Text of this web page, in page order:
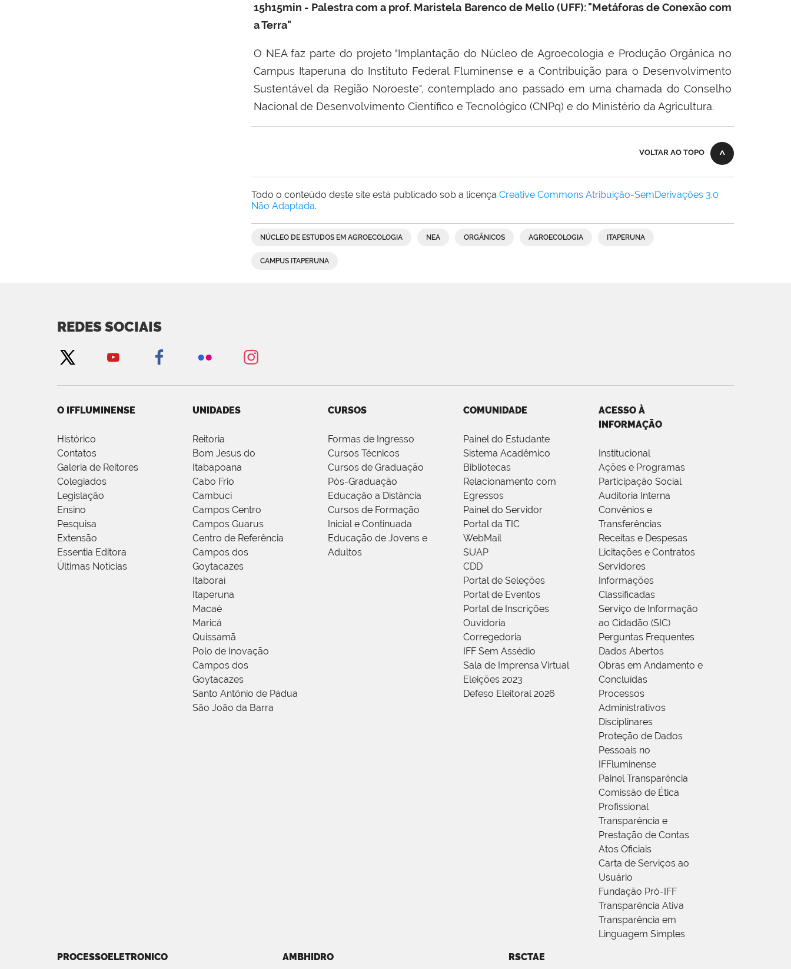
15h15min - Palestra com a prof. Maristela Barenco de Mello (UFF): "Metáforas de Conexão com
a Terra"
O NEA faz parte do projeto "Implantação do Núcleo de Agroecologia e Produção Orgânica no
Campus Itaperuna do Instituto Federal Fluminense e a Contribuição para o Desenvolvimento
Sustentável da Região Noroeste", contemplado ano passado em uma chamada do Conselho
Nacional de Desenvolvimento Científico e Tecnológico (CNPq) e do Ministério da Agricultura.
VOLTAR AO TOPO
Todo o conteúdo deste site está publicado sob a licença Creative Commons Atribuição-SemDerivações 3.0
Não Adaptada.
NÚCLEO DE ESTUDOS EM AGROECOLOGIA NEA ORGÂNICOS AGROECOLOGIA ITAPERUNA
CAMPUS ITAPERUNA
REDES SOCIAIS
O IFFLUMINENSE
Histórico
Contatos
Galeria de Reitores
Colegiados
Legislação
Ensino
Pesquisa
Extensão
Essentia Editora
Últimas Notícias
UNIDADES
Reitoria
Bom Jesus do
Itabapoana
Cabo Frio
Cambuci
Campos Centro
Campos Guarus
Centro de Referência
Campos dos
Goytacazes
Itaboraí
Itaperuna
Macaé
Maricá
Quissamã
Polo de Inovação
Campos dos
Goytacazes
Santo Antônio de Pádua
São João da Barra
CURSOS
Formas de Ingresso
Cursos Técnicos
Cursos de Graduação
Pós-Graduação
Educação a Distância
Cursos de Formação
Inicial e Continuada
Educação de Jovens e
Adultos
COMUNIDADE
Painel do Estudante
Sistema Acadêmico
Bibliotecas
Relacionamento com
Egressos
Painel do Servidor
Portal da TIC
WebMail
SUAP
CDD
Portal de Seleções
Portal de Eventos
Portal de Inscrições
Ouvidoria
Corregedoria
IFF Sem Assédio
Sala de Imprensa Virtual
Eleições 2023
Defeso Eleitoral 2026
ACESSO À
INFORMAÇÃO
Institucional
Ações e Programas
Participação Social
Auditoria Interna
Convênios e
Transferências
Receitas e Despesas
Licitações e Contratos
Servidores
Informações
Classificadas
Serviço de Informação
ao Cidadão (SIC)
Perguntas Frequentes
Dados Abertos
Obras em Andamento e
Concluídas
Processos
Administrativos
Disciplinares
Proteção de Dados
Pessoais no
IFFluminense
Painel Transparência
Comissão de Ética
Profissional
Transparência e
Prestação de Contas
Atos Oficiais
Carta de Serviços ao
Usuário
Fundação Pró-IFF
Transparência Ativa
Transparência em
Linguagem Simples
PROCESSOELETRONICO AMBHIDRO RSCTAE